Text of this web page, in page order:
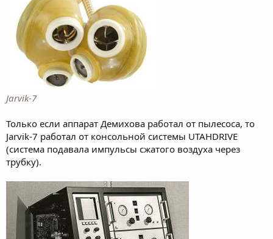
Jarvik-7
Только если аппарат Демихова работал от пылесоса, то
Jarvik-7 работал от консольной системы UTAHDRIVE
(система подавала импульсы сжатого воздуха через
трубку).